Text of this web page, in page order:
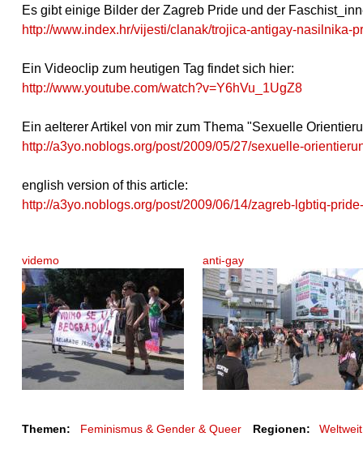
Es gibt einige Bilder der Zagreb Pride und der
http://www.index.hr/vijesti/clanak/trojica-antigay-
Ein Videoclip zum heutigen Tag findet sich hier:
http://www.youtube.com/watch?v=Y6hVu_1UgZ8
Ein aelterer Artikel von mir zum Thema "Sexuelle
http://a3yo.noblogs.org/post/2009/05/27/sexuelle-
english version of this article:
http://a3yo.noblogs.org/post/2009/06/14/zagreb-lgbtiq-
videmo anti-gay
Themen: Feminismus & Gender & Queer Regionen: Weltweit